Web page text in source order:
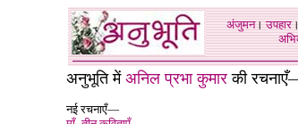
अंजुमन।उपहार
अनुभूति में अनिल प्रभा कुमारकी
नई रचनाएँ—